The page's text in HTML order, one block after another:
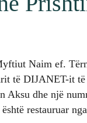
Naim ef.
të DIJANET-it
Aksu dhe një
restauruar